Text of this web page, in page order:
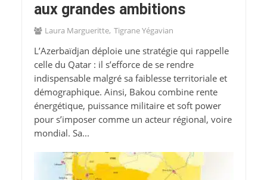
aux grandes ambitions
Laura Margueritte Tigrane Yégavian
L’Azerbaïdjan déploie une stratégie qui rappelle
celle du Qatar : il s’efforce de se rendre
indispensable malgré sa faiblesse territoriale et
démographique. Ainsi, Bakou combine rente
énergétique, puissance militaire et soft power
pour s’imposer comme un acteur régional, voire
mondial. Sa...